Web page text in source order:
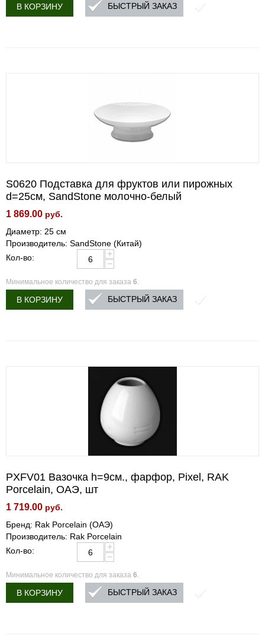
В КОРЗИНУ БЫСТРЫЙ ЗАКАЗ
S0620 Подставка для фруктов или пирожных
d=25см, SandStone молочно-белый
1 869.00 руб.
Диаметр: 25 см
Производитель: SandStone (Китай)
Кол-во:
+
−
Минимальное количество для заказа 6.
В КОРЗИНУ БЫСТРЫЙ ЗАКАЗ
PXFV01 Вазочка h=9см., фарфор, Pixel, RAK
Porcelain, ОАЭ, шт
1 719.00 руб.
Бренд: Rak Porcelain (ОАЭ)
Производитель: Rak Porcelain
Кол-во:
+
−
Минимальное количество для заказа 6.
В КОРЗИНУ БЫСТРЫЙ ЗАКАЗ